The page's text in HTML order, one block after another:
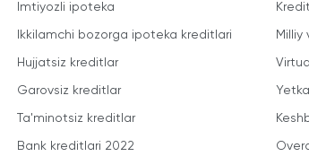
Imtiyozli ipoteka
Ikkilamchi bozorga ipoteka kreditlari
Hujjatsiz kreditlar
Garovsiz kreditlar
Ta'minotsiz kreditlar
Bank kreditlari 2022